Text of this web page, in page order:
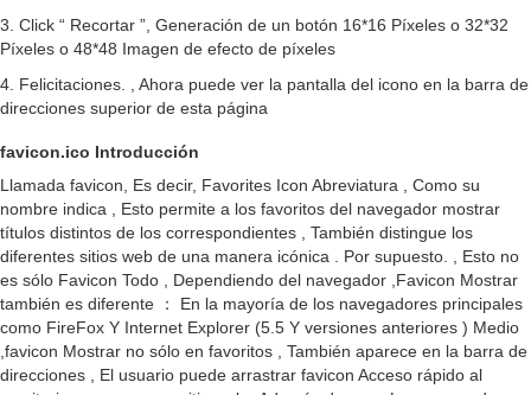
3. Click “ Recortar ”, Generación de un botón 16*16 Píxeles o 32*32
Píxeles o 48*48 Imagen de efecto de píxeles
4. Felicitaciones. , Ahora puede ver la pantalla del icono en la barra de
direcciones superior de esta página
favicon.ico Introducción
Llamada favicon, Es decir, Favorites Icon Abreviatura , Como su
nombre indica , Esto permite a los favoritos del navegador mostrar
títulos distintos de los correspondientes , También distingue los
diferentes sitios web de una manera icónica . Por supuesto. , Esto no
es sólo Favicon Todo , Dependiendo del navegador ,Favicon Mostrar
también es diferente ： En la mayoría de los navegadores principales
como FireFox Y Internet Explorer (5.5 Y versiones anteriores ) Medio
,favicon Mostrar no sólo en favoritos , También aparece en la barra de
direcciones , El usuario puede arrastrar favicon Acceso rápido al